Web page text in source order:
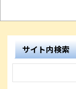
サイト内検索